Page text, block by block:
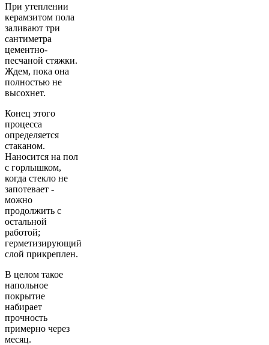
При утеплении
керамзитом пола
заливают три
сантиметра
цементно-
песчаной стяжки.
Ждем, пока она
полностью не
высохнет.
Конец этого
процесса
определяется
стаканом.
Наносится на пол
с горлышком,
когда стекло не
запотевает -
можно
продолжить с
остальной
работой;
герметизирующий
слой прикреплен.
В целом такое
напольное
покрытие
набирает
прочность
примерно через
месяц.